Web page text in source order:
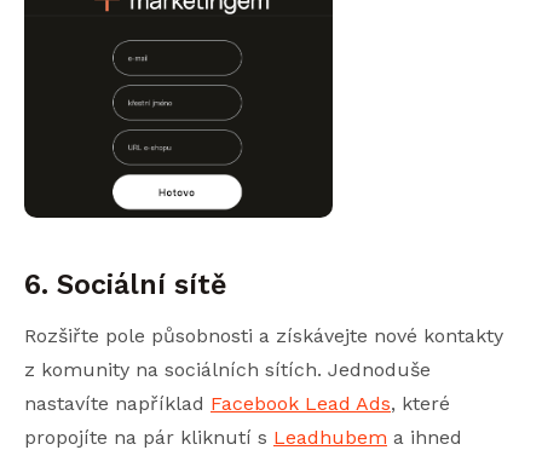
6. Sociální sítě
Rozšiřte pole působnosti a získávejte nové kontakty
z komunity na sociálních sítích. Jednoduše
nastavíte například Facebook Lead Ads, které
propojíte na pár kliknutí s Leadhubem a ihned